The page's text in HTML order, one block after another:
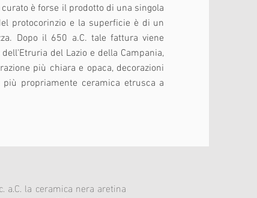
curato è forse il prodotto di una singola
protocorinzioe la superficie è di un
Dopo il 650 a.C. tale fattura viene
del Lazio e della Campania,
più chiara e opaca, decorazioni
propriamente ceramica etrusca a
a.C. la ceramica nera aretina